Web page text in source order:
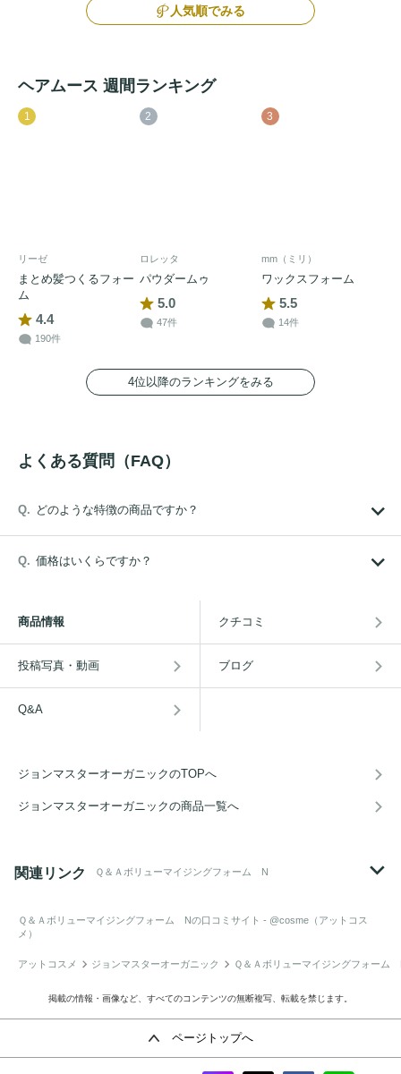
人気順でみる
ヘアムース 週間ランキング
1
リーゼ
まとめ髪つくるフォー
ム
4.4
190件
2
ロレッタ
パウダームゥ
5.0
47件
3
mm（ミリ）
ワックスフォーム
5.5
14件
4位以降のランキングをみる
よくある質問（FAQ）
どのような特徴の商品ですか？
価格はいくらですか？
商品情報 クチコミ
投稿写真・動画 ブログ
Q&A
ジョンマスターオーガニックのTOPへ
ジョンマスターオーガニックの商品一覧へ
関連リンク Ｑ＆Ａボリューマイジングフォーム N
Ｑ＆Ａボリューマイジングフォーム Nの口コミサイト - @cosme（アットコス
メ）
アットコスメ ジョンマスターオーガニック Ｑ＆Ａボリューマイジングフォーム
掲載の情報・画像など、すべてのコンテンツの無断複写、転載を禁じます。
ページトップへ